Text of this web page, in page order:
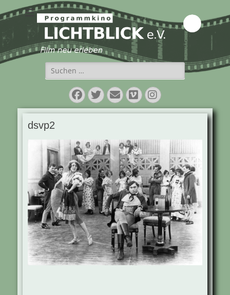
Programmkino
Lichtblick e.V.
Suchen
nach:
Facebook
Twitter
E-
Mail
VimeoInstagram
dsvp2